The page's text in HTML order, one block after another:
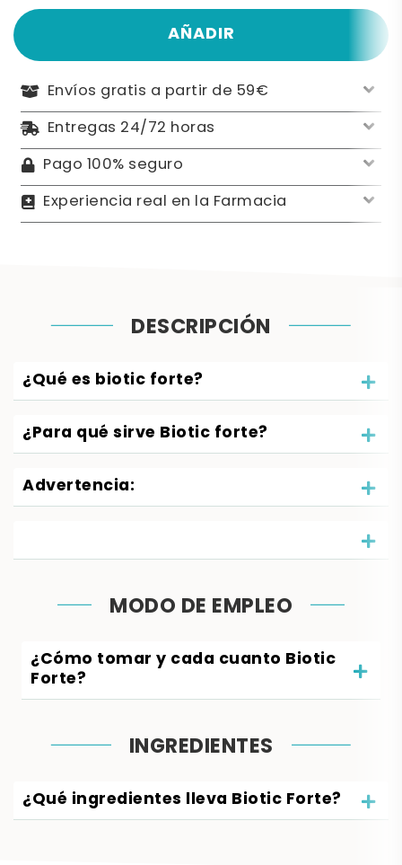
AÑADIR
Envíos gratis a partir de 59€
Entregas 24/72 horas
Pago 100% seguro
Experiencia real en la Farmacia
DESCRIPCIÓN
¿Qué es biotic forte?
¿Para qué sirve Biotic forte?
Advertencia:
MODO DE EMPLEO
¿Cómo tomar y cada cuanto Biotic
Forte?
INGREDIENTES
¿Qué ingredientes lleva Biotic Forte?